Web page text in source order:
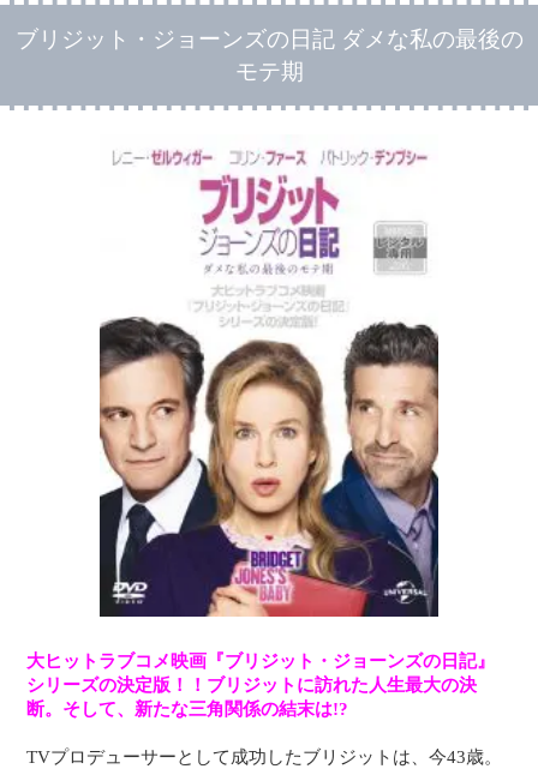
ブリジット・ジョーンズの日記 ダメな私の最後の
モテ期
大ヒットラブコメ映画『ブリジット・ジョーンズの日記』
シリーズの決定版！！ブリジットに訪れた人生最大の決
断。そして、新たな三角関係の結末は!?
TVプロデューサーとして成功したブリジットは、今43歳。